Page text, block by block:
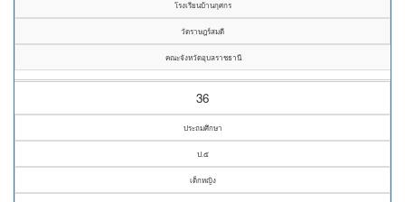
โรงเรียนบ้านกุศกร
วัดราษฎร์สมดี
คณะจังหวัดอุบลราชธานี
36
ประถมศึกษา
ป.๕
เด็กหญิง